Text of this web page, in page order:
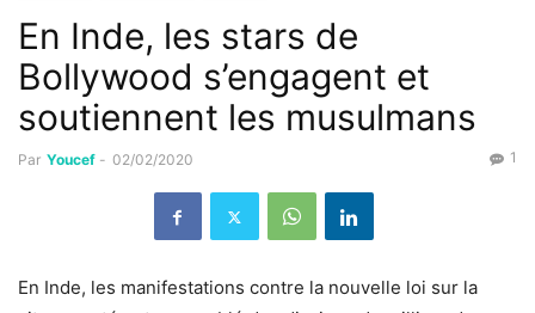
En Inde, les stars de
Bollywood s’engagent et
soutiennent les musulmans
Par Youcef - 02/02/2020 1
En Inde, les manifestations contre la nouvelle loi sur la